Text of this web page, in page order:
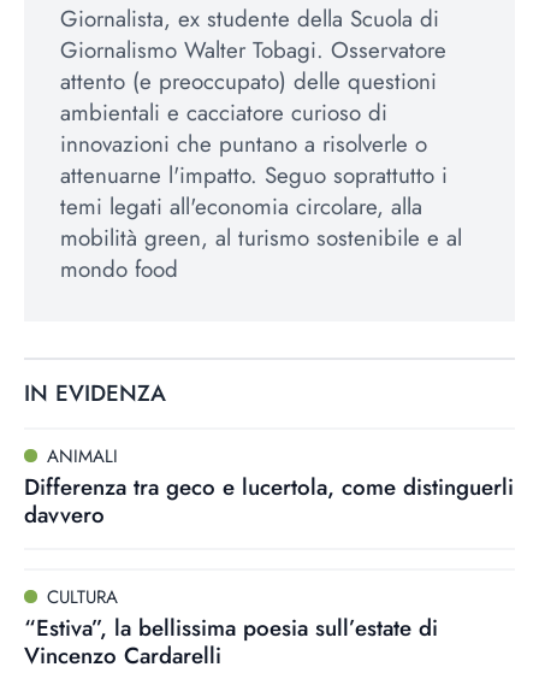
Giornalista, ex studente della Scuola di
Giornalismo Walter Tobagi. Osservatore
attento (e preoccupato) delle questioni
ambientali e cacciatore curioso di
innovazioni che puntano a risolverle o
attenuarne l'impatto. Seguo soprattutto i
temi legati all'economia circolare, alla
mobilità green, al turismo sostenibile e al
mondo food
IN EVIDENZA
ANIMALI
Differenza tra geco e lucertola, come distinguerli
davvero
CULTURA
“Estiva”, la bellissima poesia sull’estate di
Vincenzo Cardarelli